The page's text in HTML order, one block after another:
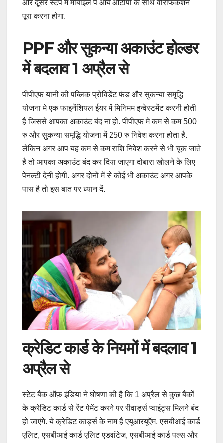
और दूसरे स्टेप मे मोबाइल पे आये ओटीपी के साथ वेरिफिकेशन
पूरा करना होगा.
PPF और सुकन्या अकाउंट होल्डर
में बदलाव 1 अप्रैल से
पीपीएफ यानी की पब्लिक प्रोविडेंट फंड और सुकन्या समृद्धि
योजना मे एक फाइनेंशियल ईयर में मिनिमम इन्वेस्टमेंट करनी होती
है जिससे आपका अकाउंट बंद ना हो. पीपीएफ मे कम से कम 500
रु और सुकन्या समृद्धि योजना में 250 रु निवेश करना होता है.
लेकिन अगर आप यह कम से कम राशि निवेश करने से भी चूक जाते
है तो आपका अकाउंट बंद कर दिया जाएगा दोबारा खोलने के लिए
पेनल्टी देनी होगी. अगर दोनों में से कोई भी अकाउंट अगर आपके
पास है तो इस बात पर ध्यान दें.
क्रेडिट कार्ड के नियमों में बदलाव 1
अप्रैल से
स्टेट बैंक ऑफ़ इंडिया ने घोषणा की है कि 1 अप्रैल से कुछ बैंकों
के क्रेडिट कार्ड से रेंट पेमेंट करने पर रीवार्ड्स प्वाइंट्स मिलने बंद
हो जाएंगे. ये क्रेडिट कार्ड्स के नाम है एयूआरयूऍम, एसबीआई कार्ड
एलिट, एसबीआई कार्ड एलिट एडवांटेज, एसबीआई कार्ड पल्स और